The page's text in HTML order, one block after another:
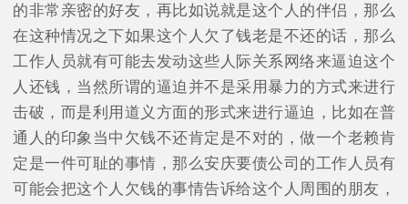
的非常亲密的好友，再比如说就是这个人的伴侣，那么
在这种情况之下如果这个人欠了钱老是不还的话，那么
工作人员就有可能去发动这些人际关系网络来逼迫这个
人还钱，当然所谓的逼迫并不是采用暴力的方式来进行
击破，而是利用道义方面的形式来进行逼迫，比如在普
通人的印象当中欠钱不还肯定是不对的，做一个老赖肯
定是一件可耻的事情，那么安庆要债公司的工作人员有
可能会把这个人欠钱的事情告诉给这个人周围的朋友，